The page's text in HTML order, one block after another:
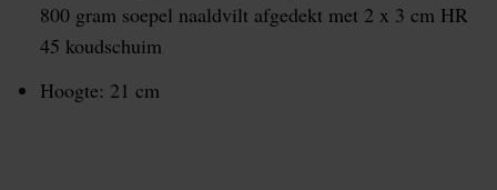
800 gram soepel naaldvilt afgedekt met 2 x 3 cm HR
45 koudschuim
Hoogte: 21 cm